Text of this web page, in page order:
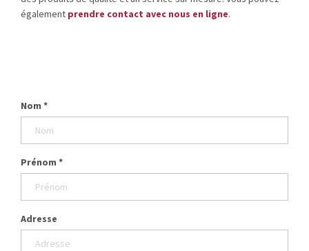
également prendre contact avec nous en ligne.
Nom *
Prénom *
Adresse